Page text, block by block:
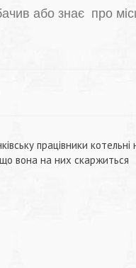
або знає про
працівники котельні
вона на них скаржиться